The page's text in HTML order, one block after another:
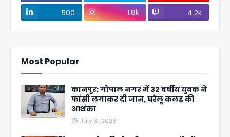
500
1.8k 4.2k
Most Popular
कानपुर: गोपाल नगर में 32 वर्षीय युवक ने
फांसी लगाकर दी जान, घरेलू कलह की
आशंका
July 31, 2026